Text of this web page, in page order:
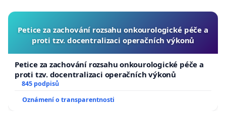
Petice za zachování rozsahu onkourologické péče a
proti tzv. docentralizaci operačních výkonů
Petice za zachování rozsahu onkourologické péče a
proti tzv. docentralizaci operačních výkonů
845 podpisů
Oznámení o transparentnosti